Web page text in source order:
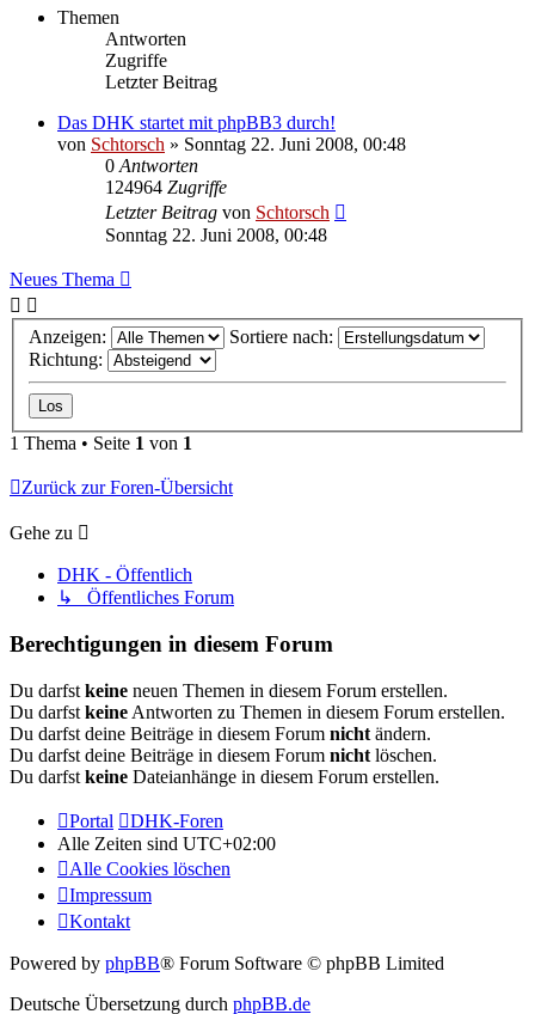
Themen
Antworten
Zugriffe
Letzter Beitrag
Das DHK startet mit phpBB3 durch!
von Schtorsch » Sonntag 22. Juni 2008, 00:48
0 Antworten
124964 Zugriffe
Letzter Beitrag von Schtorsch
Sonntag 22. Juni 2008, 00:48
Neues Thema
Anzeigen:
Sortiere nach:
Richtung:
1 Thema • Seite 1 von 1
Zurück zur Foren-Übersicht
Gehe zu
DHK - Öffentlich
↳ Öffentliches Forum
Berechtigungen in diesem Forum
Du darfst keine neuen Themen in diesem Forum erstellen.
Du darfst keine Antworten zu Themen in diesem Forum erstellen.
Du darfst deine Beiträge in diesem Forum nicht ändern.
Du darfst deine Beiträge in diesem Forum nicht löschen.
Du darfst keine Dateianhänge in diesem Forum erstellen.
Portal
DHK-Foren
Alle Zeiten sind UTC+02:00
Alle Cookies löschen
Impressum
Kontakt
Powered by phpBB® Forum Software © phpBB Limited
Deutsche Übersetzung durch phpBB.de